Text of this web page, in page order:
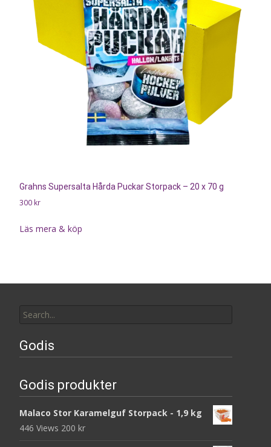
Grahns Supersalta Hårda Puckar Storpack – 20 x 70 g
300 kr
Läs mera & köp
for:
Godis
Godis produkter
Malaco Stor Karamelguf Storpack - 1,9 kg
446 Views 200 kr